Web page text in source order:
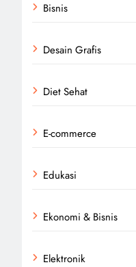
Bisnis
Desain Grafis
Diet Sehat
E-commerce
Edukasi
Ekonomi & Bisnis
Elektronik